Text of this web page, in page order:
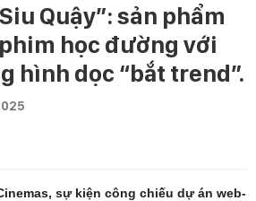
Quậy”: sản phẩm
học đường với
hình dọc “bắt trend”.
sự kiện công chiếu dự án web-